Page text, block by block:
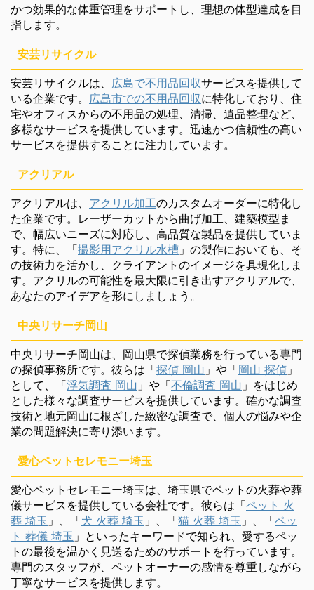
かつ効果的な体重管理をサポートし、理想の体型達成を目
指します。
安芸リサイクル
安芸リサイクルは、 広島で不用品回収サービスを提供して
いる企業です。 広島市での不用品回収に特化しており、住
宅やオフィスからの不用品の処理、清掃、遺品整理など、
多様なサービスを提供しています。迅速かつ信頼性の高い
サービスを提供することに注力しています。
アクリアル
アクリアルは、 アクリル加工のカスタムオーダーに特化し
た企業です。レーザーカットから曲げ加工、建築模型ま
で、幅広いニーズに対応し、高品質な製品を提供していま
す。特に、「撮影用アクリル水槽 」の製作においても、そ
の技術力を活かし、クライアントのイメージを具現化しま
す。アクリルの可能性を最大限に引き出すアクリアルで、
あなたのアイデアを形にしましょう。
中央リサーチ岡山
中央リサーチ岡山は、岡山県で探偵業務を行っている専門
の探偵事務所です。彼らは「探偵 岡山 」や「岡山 探偵 」
として、「浮気調査 岡山 」や「不倫調査 岡山 」をはじめ
とした様々な調査サービスを提供しています。確かな調査
技術と地元岡山に根ざした緻密な調査で、個人の悩みや企
業の問題解決に寄り添います。
愛心ペットセレモニー埼玉
愛心ペットセレモニー埼玉は、埼玉県でペットの火葬や葬
儀サービスを提供している会社です。彼らは「ペット 火
葬 埼玉 」、「犬 火葬 埼玉 」、「猫 火葬 埼玉 」、「ペッ
ト 葬儀 埼玉 」といったキーワードで知られ、愛するペッ
トの最後を温かく見送るためのサポートを行っています。
専門のスタッフが、ペットオーナーの感情を尊重しながら
丁寧なサービスを提供します。